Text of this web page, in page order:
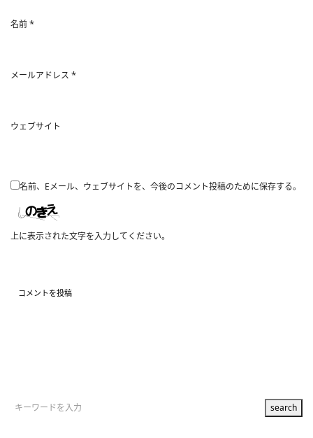
名前*
メールアドレス *
ウェブサイト
名前、Eメール、ウェブサイトを、今後のコメント投稿のために保存する。
上に表示された文字を入力してください。